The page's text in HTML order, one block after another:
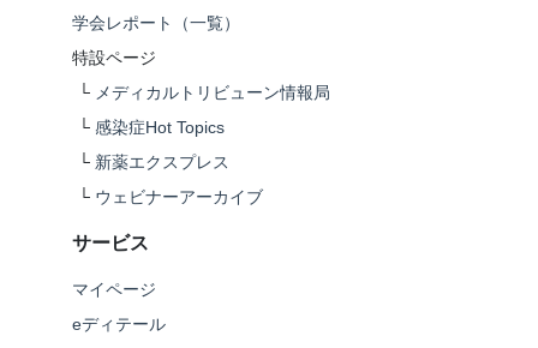
学会レポート（一覧）
特設ページ
└ メディカルトリビューン情報局
└ 感染症Hot Topics
└ 新薬エクスプレス
└ ウェビナーアーカイブ
サービス
マイページ
eディテール